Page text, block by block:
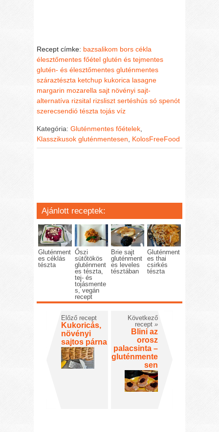
Recept címke: bazsalikom bors cékla
élesztőmentes főétel glutén és tejmentes
glutén- és élesztőmentes gluténmentes
száraztészta ketchup kukorica lasagne
margarin mozarella sajt növényi sajt-
alternatíva rizsital rizsliszt sertéshús só spenót
szerecsendió tészta tojás víz
Kategória:Gluténmentes főételek,
Klasszikusok gluténmentesen, KolosFreeFood
Ajánlott receptek:
Gluténment
es céklás
tészta
Őszi
sütőtökös
gluténment
es tészta,
tej- és
tojásmente
s, vegán
recept
Brie sajt
gluténment
es leveles
tésztában
Gluténment
es thai
csirkés
tészta
Előző recept
Kukoricás,
növényi
sajtos párna
Következő
recept »
Blini az
orosz
palacsinta –
gluténmente
sen